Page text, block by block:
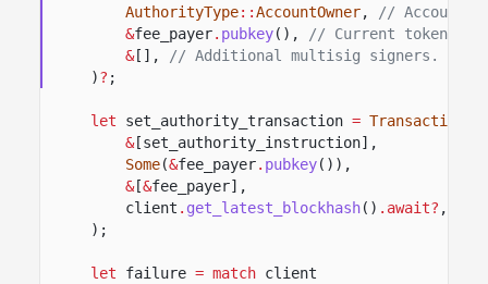
AuthorityType::AccountOwner,
// Account
&fee_payer. pubkey(),
// Current token
&[],
// Additional multisig signers.
)? ;
let set_authority_transaction = Transaction
&[set_authority_instruction],
Some(&fee_payer. pubkey()),
&[&fee_payer],
client . get_latest_blockhash() .await? ,
);
let failure = match client